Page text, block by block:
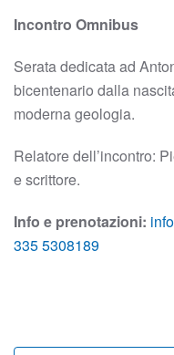
Incontro Omnibus
Serata dedicata ad
bicentenario dalla
moderna geologia.
Relatore dell’incontro:
e scrittore.
Info e prenotazioni:
335 5308189